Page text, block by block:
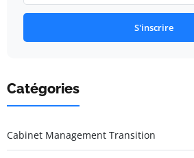
S'inscrire
Catégories
Cabinet Management Transition